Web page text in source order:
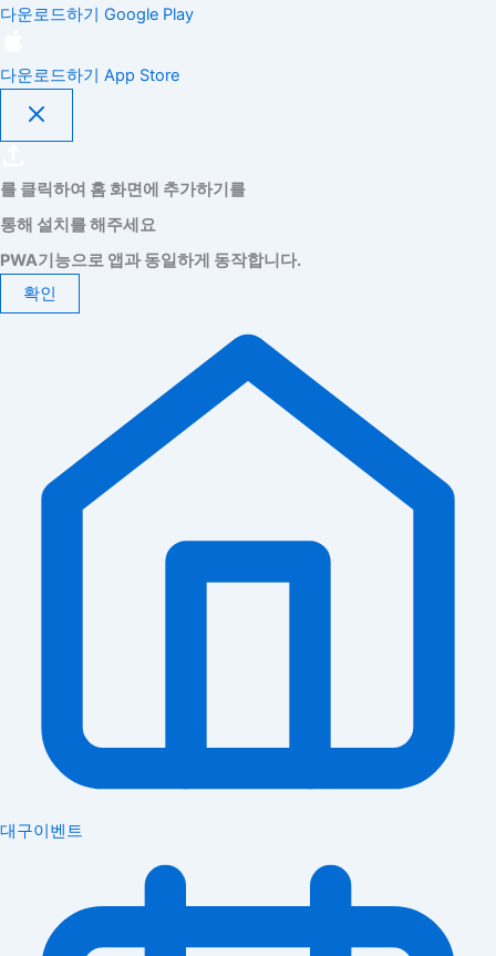
다운로드하기 Google Play
다운로드하기 App Store
를 클릭하여 홈 화면에 추가하기를
통해 설치를 해주세요
PWA기능으로 앱과 동일하게 동작합니다.
확인
대구이벤트